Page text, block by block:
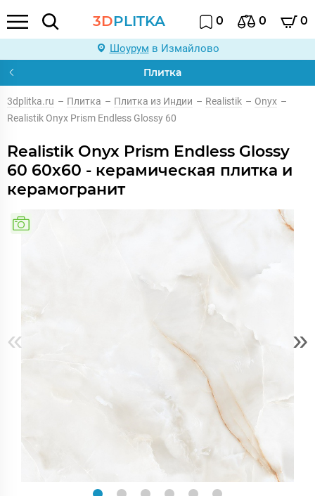
3DPLITKA 0 0 0
Шоурум в Измайлово
Плитка
3dplitka.ru – Плитка – Плитка из Индии – Realistik – Onyx –
Realistik Onyx Prism Endless Glossy 60
Realistik Onyx Prism Endless Glossy
60 60x60 - керамическая плитка и
керамогранит
« »